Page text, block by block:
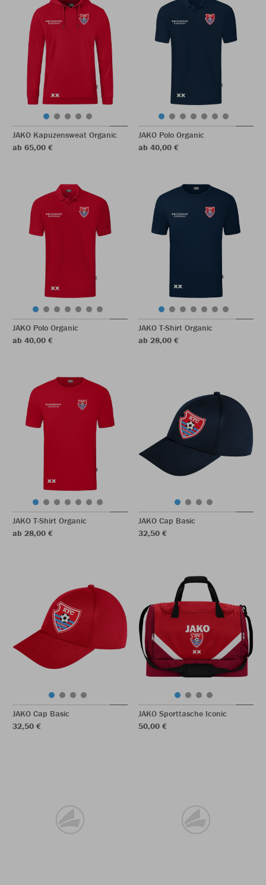
JAKO Kapuzensweat Organic
ab 65,00 €
JAKO Polo Organic
ab 40,00 €
JAKO Polo Organic
ab 40,00 €
JAKO T-Shirt Organic
ab 28,00 €
JAKO T-Shirt Organic
ab 28,00 €
JAKO Cap Basic
32,50 €
JAKO Cap Basic
32,50 €
JAKO Sporttasche Iconic
50,00 €